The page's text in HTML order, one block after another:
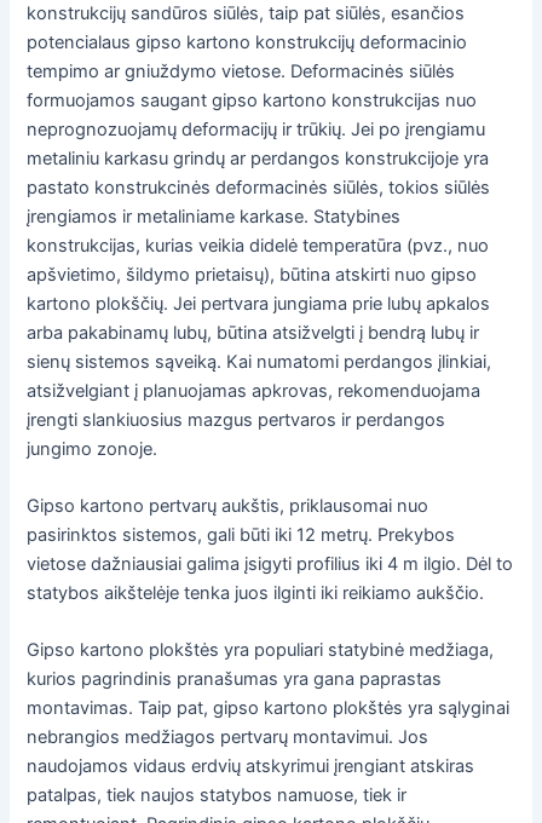
konstrukcijų sandūros siūlės, taip pat siūlės, esančios
potencialaus gipso kartono konstrukcijų deformacinio
tempimo ar gniuždymo vietose. Deformacinės siūlės
formuojamos saugant gipso kartono konstrukcijas nuo
neprognozuojamų deformacijų ir trūkių. Jei po įrengiamu
metaliniu karkasu grindų ar perdangos konstrukcijoje yra
pastato konstrukcinės deformacinės siūlės, tokios siūlės
įrengiamos ir metaliniame karkase. Statybines
konstrukcijas, kurias veikia didelė temperatūra (pvz., nuo
apšvietimo, šildymo prietaisų), būtina atskirti nuo gipso
kartono plokščių. Jei pertvara jungiama prie lubų apkalos
arba pakabinamų lubų, būtina atsižvelgti į bendrą lubų ir
sienų sistemos sąveiką. Kai numatomi perdangos įlinkiai,
atsižvelgiant į planuojamas apkrovas, rekomenduojama
įrengti slankiuosius mazgus pertvaros ir perdangos
jungimo zonoje.
Gipso kartono pertvarų aukštis, priklausomai nuo
pasirinktos sistemos, gali būti iki 12 metrų. Prekybos
vietose dažniausiai galima įsigyti profilius iki 4 m ilgio. Dėl to
statybos aikštelėje tenka juos ilginti iki reikiamo aukščio.
Gipso kartono plokštės yra populiari statybinė medžiaga,
kurios pagrindinis pranašumas yra gana paprastas
montavimas. Taip pat, gipso kartono plokštės yra sąlyginai
nebrangios medžiagos pertvarų montavimui. Jos
naudojamos vidaus erdvių atskyrimui įrengiant atskiras
patalpas, tiek naujos statybos namuose, tiek ir